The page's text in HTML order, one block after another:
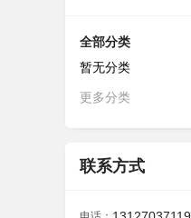
全部分类
暂无分类
更多分类
联系方式